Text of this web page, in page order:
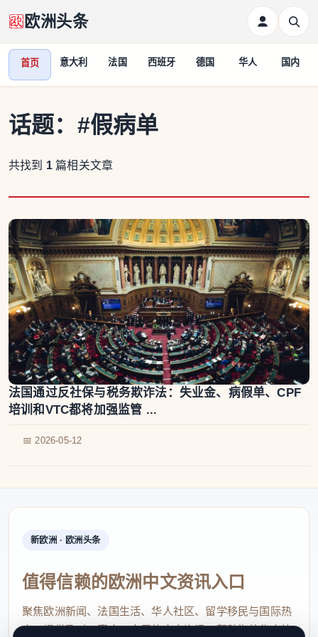
欧洲头条
首页 意大利 法国 西班牙 德国 华人 国内
话题： #假病单
共找到 1 篇相关文章
法国通过反社保与税务欺诈法：失业金、病假单、CPF
培训和VTC都将加强监管 ...
📅 2026-05-12
新欧洲 · 欧洲头条
值得信赖的欧洲中文资讯入口
聚焦欧洲新闻、法国生活、华人社区、留学移民与国际热
点，提供及时、真实、实用的中文资讯，帮助海外华人快